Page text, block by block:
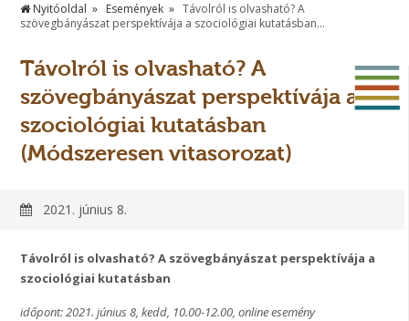
Nyitóoldal Események
Távolról is olvasható? A
szövegbányászat perspektívája a szociológiai kutatásban...
Távolról is olvasható? A
szövegbányászat perspektívája a
szociológiai kutatásban
(Módszeresen vitasorozat)
2021. június 8.
Távolról is olvasható? A szövegbányászat perspektívája a
szociológiai kutatásban
időpont: 2021. június 8, kedd, 10.00-12.00, online esemény